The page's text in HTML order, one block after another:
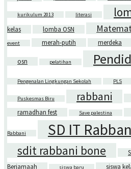
kurikulum 2013 literasi
kelas
lomba OSN
event
merah-putih merdeka
osn pelatihan
Pengenalan Lingkungan Sekolah PLS
Puskesmas Biru rabbani
ramadhan fest
Save palestina
Rabbani SD IT
sdit rabbani bone
Berjamaah
siswa baru siswa